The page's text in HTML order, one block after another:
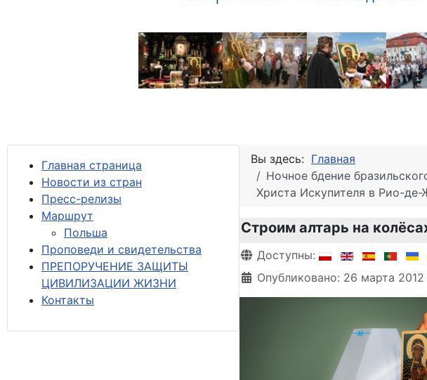
Главная страница
Новости из стран
Пресс-релизы
Маршрут
Польша
Проповеди и свидетельства
ПРЕПОРУЧЕНИЕ ЗАЩИТЫ
ЦИВИЛИЗАЦИИ ЖИЗНИ
Контакты
Вы здесь: Главная
Ночное бдение
Христа Искупителя в Рио-
Строим алтарь на
Информация о материале
Доступны:
Опубликовано: 26 марта 2012